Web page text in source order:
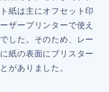
紙は主にオフセット印
ザープリンターで使え
した。そのため、レー
紙の表面にブリスター
がありました。